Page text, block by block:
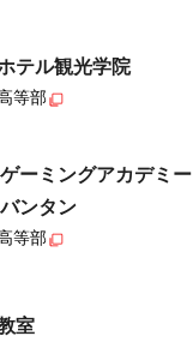
テル観光学院
等部
ーミングアカデミー
ンタン
等部
室